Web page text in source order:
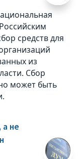
средств для
из
Сбор
может быть
не